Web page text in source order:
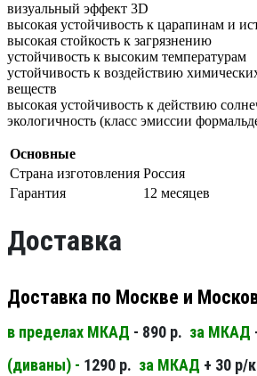
визуальный эффект 3D
высокая устойчивость к царапинам и
высокая стойкость к загрязнению
устойчивость к высоким температурам
устойчивость к воздействию
веществ
высокая устойчивость к действию
экологичность (класс эмиссии
Основные
Страна изготовления Россия
Гарантия
12 месяцев
Доставка
Доставка по Москве и
в пределах МКАД - 890 р. за МКАД
(диваны) - 1290 р. за МКАД + 30 р/